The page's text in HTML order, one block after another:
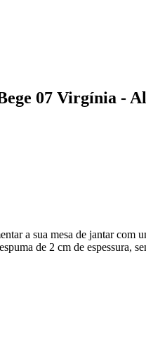
07 Virgínia -
a sua mesa de jantar com
de 2 cm de espessura,